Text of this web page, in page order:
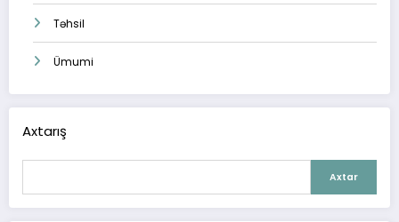
Təhsil
Ümumi
Axtarış
Axtar